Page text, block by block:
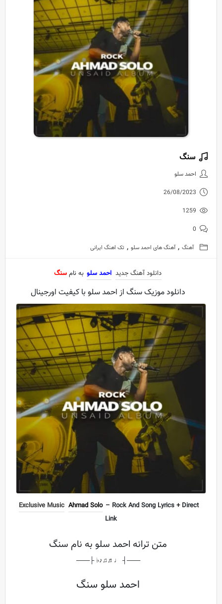
دانلود آهنگ جدید احمد سلو به
سنگ
احمد سلو
26/08/2023
1259
0
آهنگ , آهنگ های احمد سلو , تک اهنگ ایرانی
دانلود آهنگ جدید احمد سلو به نامسنگ
دانلود موزیک سنگ از احمد سلو با کیفیت اورجینال
Exclusive Music Ahmad Solo – Rock And Song Lyrics + Direct
Link
متن ترانه احمد سلو به نام سنگ
───┤ ♩♬♫♪♭ ├───
احمد سلو سنگ